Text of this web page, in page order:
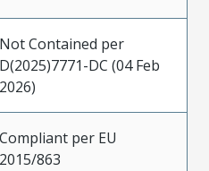
Not Contained per
D(2025)7771-DC (04 Feb
2026)
Compliant per EU
2015/863